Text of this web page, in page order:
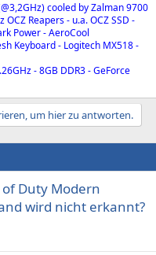
cooled by Zalman 9700
Reapers - u.a. OCZ SSD -
Power - AeroCool
Keyboard - Logitech MX518 -
- 8GB DDR3 - GeForce
um hier zu antworten.
of Duty Modern
wird nicht erkannt?